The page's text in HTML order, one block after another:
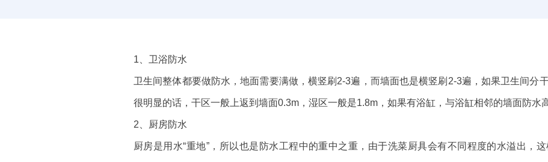
1、卫浴防水
卫生间整体都要做防水，地面需要满做，横竖刷2-3遍，而墙面也是横竖刷2-3遍，如果卫生间分
很明显的话，干区一般上返到墙面0.3m，湿区一般是1.8m，如果有浴缸，与浴缸相邻的墙面防水
2、厨房防水
厨房是用水“重地”，所以也是防水工程中的重中之重，由于洗菜厨具会有不同程度的水溢出，